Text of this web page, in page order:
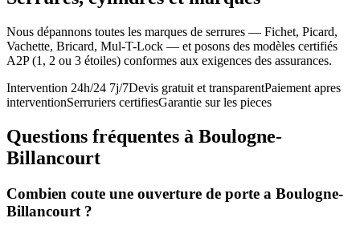
Nous dépannons toutes les marques de serrures — Fichet, Picard,
Vachette, Bricard, Mul-T-Lock — et posons des modèles certifiés
A2P (1, 2 ou 3 étoiles) conformes aux exigences des assurances.
Intervention 24h/24 7j/7Devis gratuit et transparentPaiement apres
interventionSerruriers certifiesGarantie sur les pieces
Questions fréquentes à Boulogne-
Billancourt
Combien coute une ouverture de porte a Boulogne-
Billancourt ?